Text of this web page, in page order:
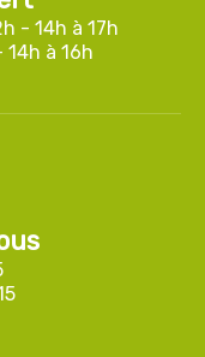
- 14h à 17h
à 16h